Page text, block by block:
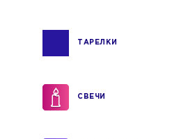
ТАРЕЛКИ
СВЕЧИ